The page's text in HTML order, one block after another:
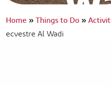
Home»Things to Do»
ecvestre Al Wadi